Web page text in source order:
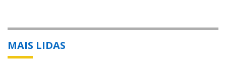
MAIS LIDAS